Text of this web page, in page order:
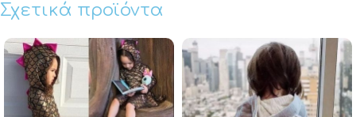
Σχετικά προϊόντα